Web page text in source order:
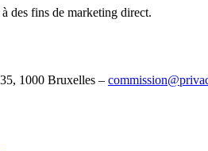
des fins de marketing direct.
1000 Bruxelles –